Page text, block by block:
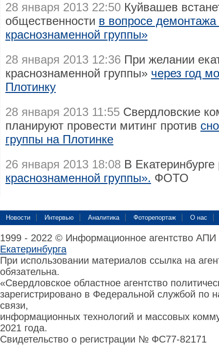
28 января 2013 22:50 Куйвашев
общественности в вопросе
краснознаменной группы»
28 января 2013 12:36 При желании
краснознаменной группы» через год
Плотинку
28 января 2013 11:55 Свердловские
планируют провести митинг против
группы на Плотинке
26 января 2013 18:08 В
краснознаменной группы». ФОТО
Новости Интервью Аналитика Фоторепортаж О нас
1999 - 2022 © Информационное агентство
Екатеринбурга
При использовании материалов ссылка на
обязательна.
«Свердловское областное агентство
зарегистрировано в Федеральной службой по
связи,
информационных технологий и массовых
2021 года.
Свидетельство о регистрации № ФС77-82171